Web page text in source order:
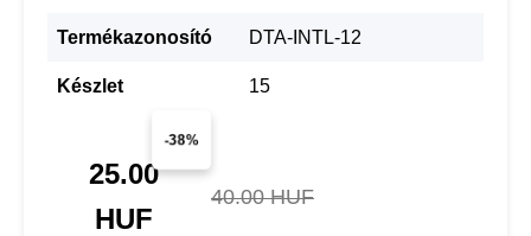
Termékazonosító DTA-INTL-12
Készlet 15
-38%
25.00
HUF
40.00 HUF